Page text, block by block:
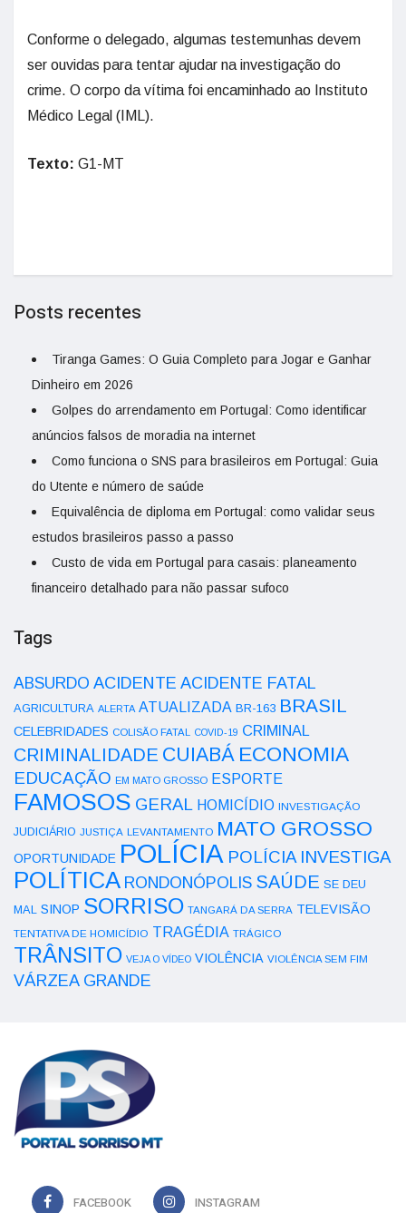
Conforme o delegado, algumas testemunhas devem
ser ouvidas para tentar ajudar na investigação do
crime. O corpo da vítima foi encaminhado ao Instituto
Médico Legal (IML).
Texto: G1-MT
Posts recentes
Tiranga Games: O Guia Completo para Jogar e Ganhar
Dinheiro em 2026
Golpes do arrendamento em Portugal: Como identificar
anúncios falsos de moradia na internet
Como funciona o SNS para brasileiros em Portugal: Guia
do Utente e número de saúde
Equivalência de diploma em Portugal: como validar seus
estudos brasileiros passo a passo
Custo de vida em Portugal para casais: planeamento
financeiro detalhado para não passar sufoco
Tags
ABSURDO ACIDENTE ACIDENTE FATAL
AGRICULTURA ALERTA ATUALIZADA BR-163 BRASIL
CELEBRIDADES COLISÃO FATAL COVID-19 CRIMINAL
CRIMINALIDADE CUIABÁ ECONOMIA
EDUCAÇÃO EM MATO GROSSO ESPORTE
FAMOSOS GERAL HOMICÍDIO INVESTIGAÇÃO
JUDICIÁRIO JUSTIÇA LEVANTAMENTO MATO GROSSO
OPORTUNIDADE POLÍCIA POLÍCIA INVESTIGA
POLÍTICA RONDONÓPOLIS SAÚDE SE DEU
MAL SINOP SORRISO TANGARÁ DA SERRA TELEVISÃO
TENTATIVA DE HOMICÍDIO TRAGÉDIA TRÁGICO
TRÂNSITO VEJA O VÍDEO VIOLÊNCIA VIOLÊNCIA SEM FIM
VÁRZEA GRANDE
FACEBOOK INSTAGRAM